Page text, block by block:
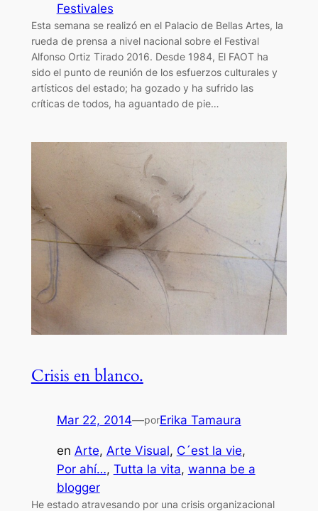
Festivales
Esta semana se realizó en el Palacio de Bellas Artes, la
rueda de prensa a nivel nacional sobre el Festival
Alfonso Ortiz Tirado 2016. Desde 1984, El FAOT ha
sido el punto de reunión de los esfuerzos culturales y
artísticos del estado; ha gozado y ha sufrido las
críticas de todos, ha aguantado de pie…
Crisis en blanco.
Mar 22, 2014—porErika Tamaura
en Arte, Arte Visual, C´est la vie
Por ahí…, Tutta la vita, wanna be a
blogger
He estado atravesando por una crisis organizacional